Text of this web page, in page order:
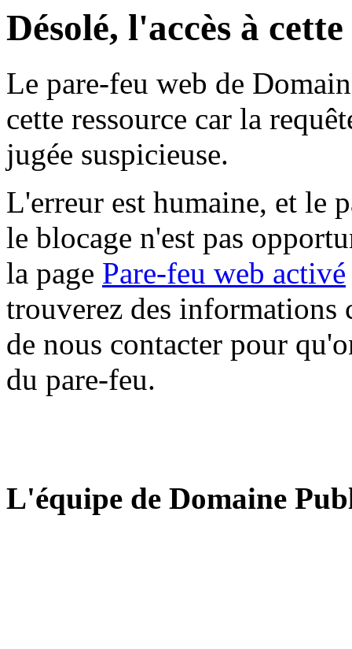
Désolé, l'accès à
Le pare-feu web de
cette ressource car la
jugée suspicieuse.
L'erreur est humaine, et le
le blocage n'est pas
la page Pare-feu web activé
trouverez des informations
de nous contacter pour
du pare-feu.
L'équipe de Domaine